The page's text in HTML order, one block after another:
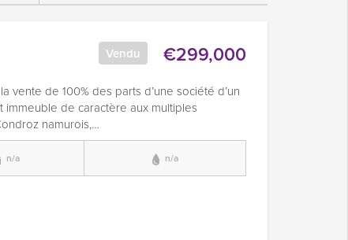
€299,000
Vendu
vente de 100% des parts d’une société d’un
de caractère aux multiples
namurois,…
n/a n/a